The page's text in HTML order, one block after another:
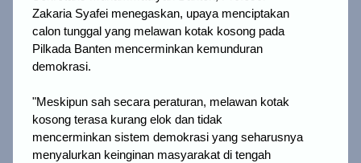
Zakaria Syafei menegaskan, upaya menciptakan
calon tunggal yang melawan kotak kosong pada
Pilkada Banten mencerminkan kemunduran
demokrasi.
"Meskipun sah secara peraturan, melawan kotak
kosong terasa kurang elok dan tidak
mencerminkan sistem demokrasi yang seharusnya
menyalurkan keinginan masyarakat di tengah